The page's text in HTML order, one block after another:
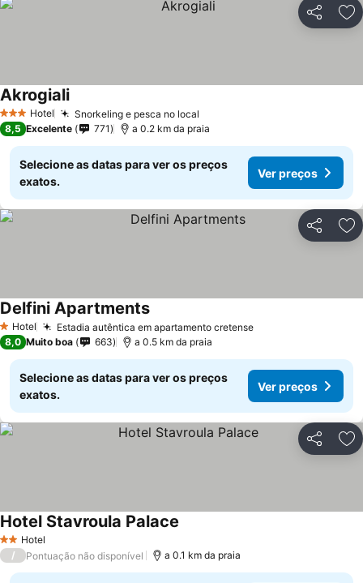
Partilhar
3 EstrelasHotel Snorkeling e pesca no local
Akrogiali
8,5 Excelente 771 a 0.2 km da praia
Selecione as datas para ver os preços
exatos.
Ver preços
Partilhar
1 Estrelas
Hotel Estadia autêntica em apartamento cretense
Delfini Apartments
8,0 Muito boa 663 a 0.5 km da praia
Selecione as datas para ver os preços
exatos.
Ver preços
Partilhar
2 Estrelas
Hotel
Hotel Stavroula Palace
/ Pontuação não disponível a 0.1 km da praia